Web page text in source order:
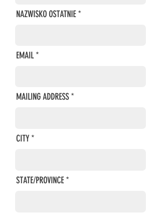
NAZWISKO OSTATNIE
EMAIL
MAILING ADDRESS
CITY
STATE/PROVINCE